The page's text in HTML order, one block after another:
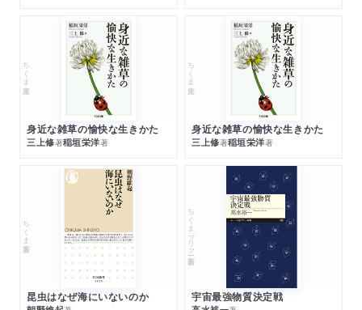
ちくま文庫
身近な雑草の愉快な生きかた
三上修著稲垣栄洋著
ちくま文庫
身近な雑草の愉快な生きかた
三上修著稲垣栄洋著
ちくま新書
昆虫はなぜ海にいないのか
ちくまプリマー新書
宇宙最強物質決定戦